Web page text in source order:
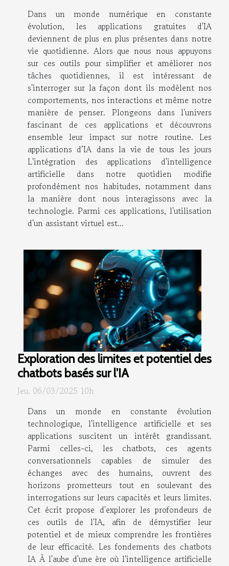
Dans un monde numérique en constante
évolution, les applications gratuites d'IA
deviennent de plus en plus présentes dans notre
vie quotidienne. Alors que nous nous appuyons
sur ces outils pour simplifier et améliorer nos
tâches quotidiennes, il est intéressant de
s'interroger sur la façon dont ils modèlent nos
comportements, nos interactions et même notre
manière de penser. Plongeons dans l'univers
fascinant de ces applications et découvrons
ensemble leur impact sur notre routine. Les
applications d’IA dans la vie de tous les jours
L'intégration des applications d'intelligence
artificielle dans notre quotidien modifie
profondément nos habitudes, notamment dans
la manière dont nous interagissons avec la
technologie. Parmi ces applications, l'utilisation
d'un assistant virtuel est...
Exploration des limites et potentiel des
chatbots basés sur l'IA
Jeu. 06/03/2025 10h
Dans un monde en constante évolution
technologique, l'intelligence artificielle et ses
applications suscitent un intérêt grandissant.
Parmi celles-ci, les chatbots, ces agents
conversationnels capables de simuler des
échanges avec des humains, ouvrent des
horizons prometteurs tout en soulevant des
interrogations sur leurs capacités et leurs limites.
Cet écrit propose d'explorer les profondeurs de
ces outils de l'IA, afin de démystifier leur
potentiel et de mieux comprendre les frontières
de leur efficacité. Les fondements des chatbots
IA À l'aube d'une ère où l'intelligence artificielle